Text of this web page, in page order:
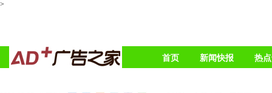
>
首页 新闻快报 热